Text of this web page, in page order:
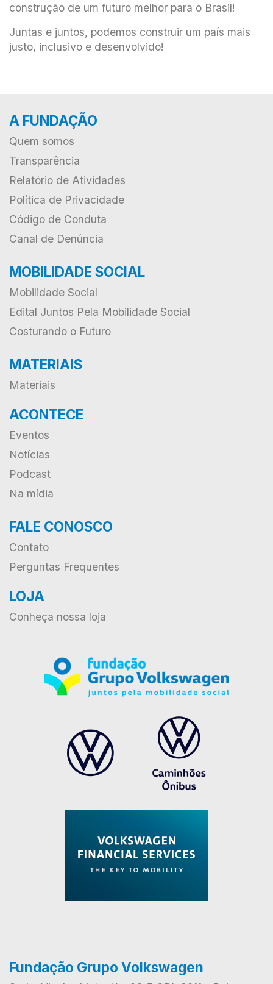
construção de um futuro melhor para o Brasil!
Juntas e juntos, podemos construir um país mais
justo, inclusivo e desenvolvido!
A FUNDAÇÃO
Quem somos
Transparência
Relatório de Atividades
Política de Privacidade
Código de Conduta
Canal de Denúncia
MOBILIDADE SOCIAL
Mobilidade Social
Edital Juntos Pela Mobilidade Social
Costurando o Futuro
MATERIAIS
Materiais
ACONTECE
Eventos
Notícias
Podcast
Na mídia
FALE CONOSCO
Contato
Perguntas Frequentes
LOJA
Conheça nossa loja
Fundação Grupo Volkswagen